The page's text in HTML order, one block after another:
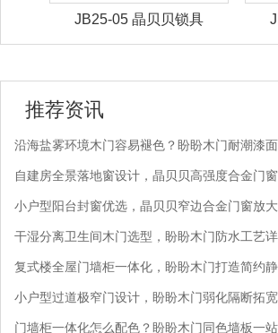
JB25-02 晶贝贝锁具
推荐资讯
沿海盐雾环境木门容易褪色？盼盼木门耐潮漆
自建房全景落地窗设计，晶贝贝高强度合金门
小户型阳台封窗优选，晶贝贝窄边合金门窗放
干湿分离卫生间木门选型，盼盼木门防水工艺
复式楼全屋门墙柜一体化，盼盼木门打造简约
小户型过道极窄门设计，盼盼木门弱化隔断拓
门墙柜一体化怎么配色？盼盼木门同色墙板一